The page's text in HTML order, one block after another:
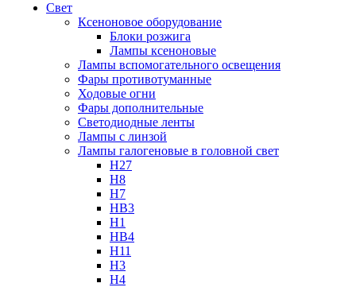
Свет
Ксеноновое оборудование
Блоки розжига
Лампы ксеноновые
Лампы вспомогательного освещения
Фары противотуманные
Ходовые огни
Фары дополнительные
Светодиодные ленты
Лампы с линзой
Лампы галогеновые в головной свет
H27
H8
H7
HB3
H1
HB4
H11
H3
H4